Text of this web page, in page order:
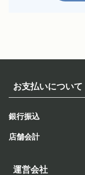
お支払いについて
銀行振込
店舗会計
運営会社